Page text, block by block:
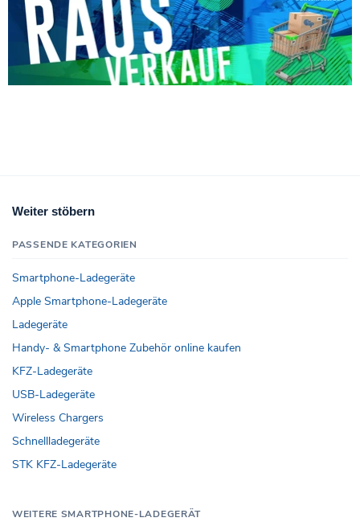
Weiter stöbern
PASSENDE KATEGORIEN
Smartphone-Ladegeräte
Apple Smartphone-Ladegeräte
Ladegeräte
Handy- & Smartphone Zubehör online kaufen
KFZ-Ladegeräte
USB-Ladegeräte
Wireless Chargers
Schnellladegeräte
STK KFZ-Ladegeräte
WEITERE SMARTPHONE-LADEGERÄT